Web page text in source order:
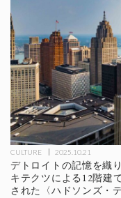
CULTURE 2025.10.21
デトロイトの記憶を織
キテクツによる12階建
された〈ハドソンズ・